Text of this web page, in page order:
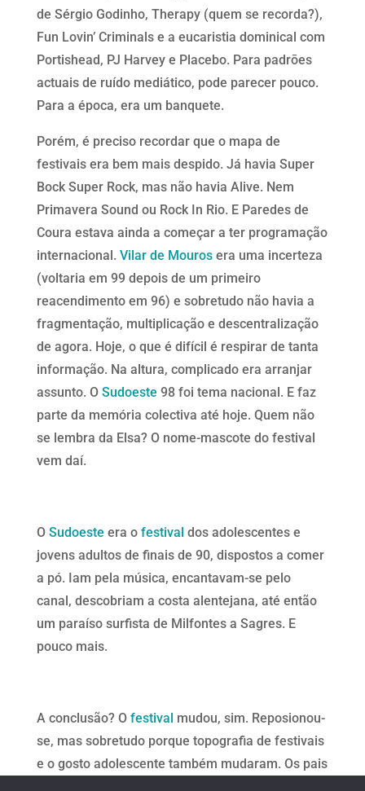
de Sérgio Godinho, Therapy (quem se recorda?),
Fun Lovin’ Criminals e a eucaristia dominical com
Portishead, PJ Harvey e Placebo. Para padrōes
actuais de ruído mediático, pode parecer pouco.
Para a época, era um banquete.
Porém, é preciso recordar que o mapa de
festivais era bem mais despido. Já havia Super
Bock Super Rock, mas não havia Alive. Nem
Primavera Sound ou Rock In Rio. E Paredes de
Coura estava ainda a começar a ter programação
internacional. Vilar de Mourosera uma incerteza
(voltaria em 99 depois de um primeiro
reacendimento em 96) e sobretudo não havia a
fragmentação, multiplicação e descentralização
de agora. Hoje, o que é difícil é respirar de tanta
informação. Na altura, complicado era arranjar
assunto. O Sudoeste 98 foi tema nacional. E faz
parte da memória colectiva até hoje. Quem não
se lembra da Elsa? O nome-mascote do festival
vem daí.
O Sudoeste era o festival dos adolescentes e
jovens adultos de finais de 90, dispostos a comer
a pó. Iam pela música, encantavam-se pelo
canal, descobriam a costa alentejana, até então
um paraíso surfista de Milfontes a Sagres. E
pouco mais.
A conclusão? O festival mudou, sim. Reposionou-
se, mas sobretudo porque topografia de festivais
e o gosto adolescente também mudaram. Os pais